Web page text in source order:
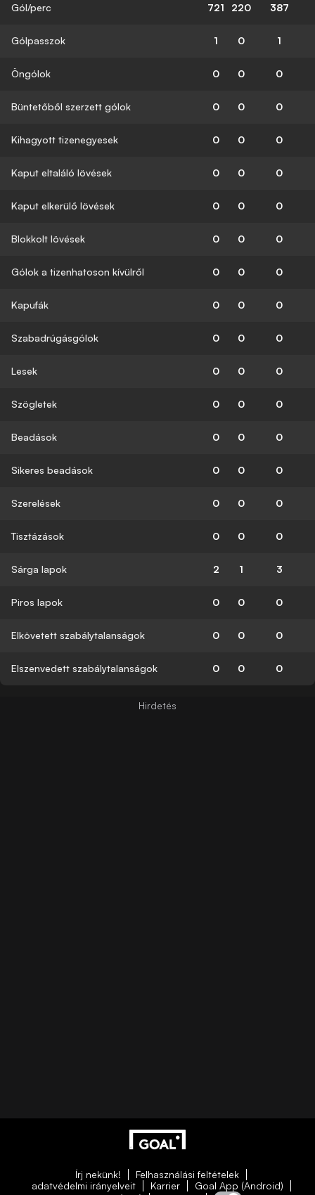
Gól/perc 721 220 387
Gólpasszok 1 0 1
Öngólok 0 0 0
Büntetőből szerzett gólok 0 0 0
Kihagyott tizenegyesek 0 0 0
Kaput eltaláló lövések 0 0 0
Kaput elkerülő lövések 0 0 0
Blokkolt lövések 0 0 0
Gólok a tizenhatoson kívülről 0 0 0
Kapufák 0 0 0
Szabadrúgásgólok 0 0 0
Lesek 0 0 0
Szögletek 0 0 0
Beadások 0 0 0
Sikeres beadások 0 0 0
Szerelések 0 0 0
Tisztázások 0 0 0
Sárga lapok 2 1 3
Piros lapok 0 0 0
Elkövetett szabálytalanságok 0 0 0
Elszenvedett szabálytalanságok 0 0 0
Írj nekünk!
Felhasználási feltételek
adatvédelmi irányelveit
Karrier
Goal App (Android)